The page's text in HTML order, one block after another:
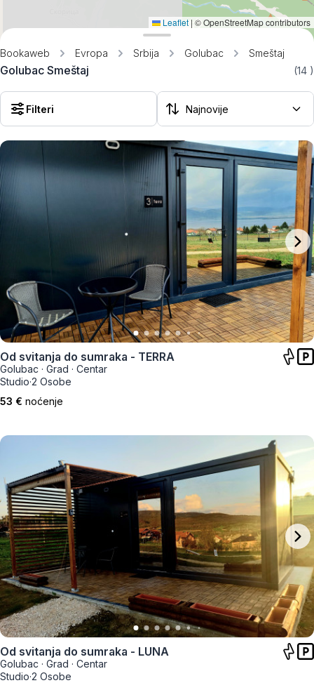
Bookaweb Evropa Srbija Golubac Smeštaj
Golubac Smeštaj (14 )
Filteri
Od svitanja do sumraka - TERRA
Golubac · Grad · Centar
Studio·2 Osobe
53 € noćenje
Od svitanja do sumraka - LUNA
Golubac · Grad · Centar
Studio·2 Osobe
Leaflet | © OpenStreetMap contributors